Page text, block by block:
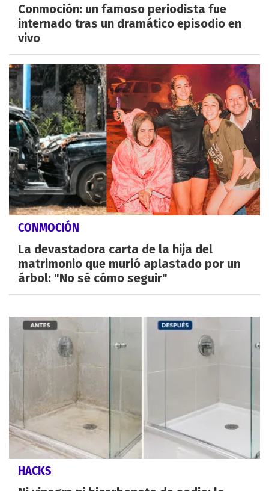
Conmoción: un famoso periodista fue
internado tras un dramático episodio en
vivo
CONMOCIÓN
La devastadora carta de la hija del
matrimonio que murió aplastado por un
árbol: "No sé cómo seguir"
HACKS